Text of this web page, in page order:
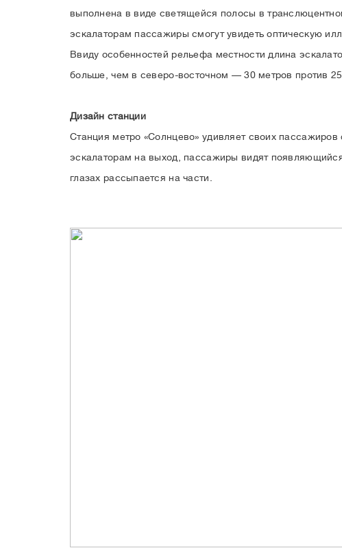
выполнена в виде светящейся полосы в
эскалаторам пассажиры смогут увидеть оптическую
Ввиду особенностей рельефа местности длина
больше, чем в северо-восточном — 30 метров против 25.
Дизайн станции
Станция метро «Солнцево» удивляет своих
эскалаторам на выход, пассажиры видят
глазах рассыпается на части.